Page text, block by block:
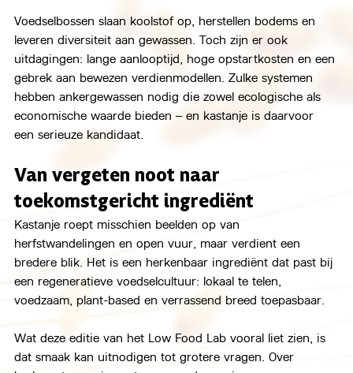
Voedselbossen slaan koolstof op, herstellen bodems en
leveren diversiteit aan gewassen. Toch zijn er ook
uitdagingen: lange aanlooptijd, hoge opstartkosten en een
gebrek aan bewezen verdienmodellen. Zulke systemen
hebben ankergewassen nodig die zowel ecologische als
economische waarde bieden – en kastanje is daarvoor
een serieuze kandidaat.
Van vergeten noot naar
toekomstgericht ingrediënt
Kastanje roept misschien beelden op van
herfstwandelingen en open vuur, maar verdient een
bredere blik. Het is een herkenbaar ingrediënt dat past bij
een regeneratieve voedselcultuur: lokaal te telen,
voedzaam, plant-based en verrassend breed toepasbaar.
Wat deze editie van het Low Food Lab vooral liet zien, is
dat smaak kan uitnodigen tot grotere vragen. Over